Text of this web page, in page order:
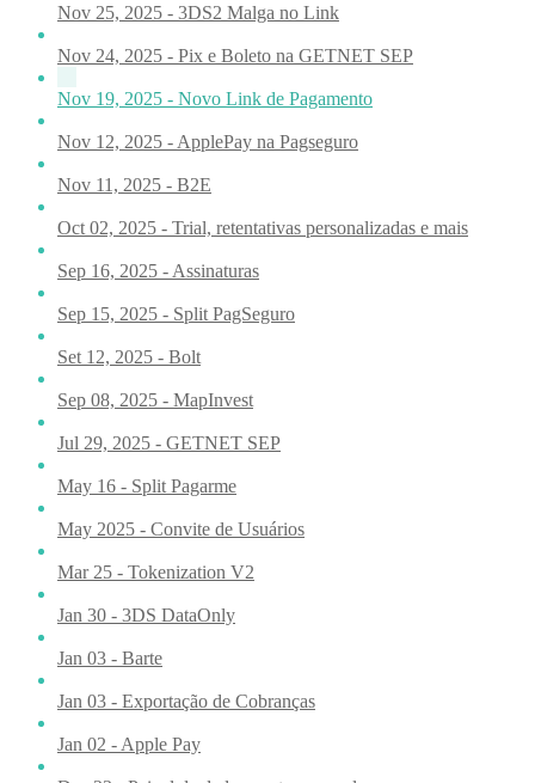
Nov 25, 2025 - 3DS2 Malga no Link
Nov 24, 2025 - Pix e Boleto na GETNET SEP
Nov 19, 2025 - Novo Link de Pagamento
Nov 12, 2025 - ApplePay na Pagseguro
Nov 11, 2025 - B2E
Oct 02, 2025 - Trial, retentativas personalizadas e mais
Sep 16, 2025 - Assinaturas
Sep 15, 2025 - Split PagSeguro
Set 12, 2025 - Bolt
Sep 08, 2025 - MapInvest
Jul 29, 2025 - GETNET SEP
May 16 - Split Pagarme
May 2025 - Convite de Usuários
Mar 25 - Tokenization V2
Jan 30 - 3DS DataOnly
Jan 03 - Barte
Jan 03 - Exportação de Cobranças
Jan 02 - Apple Pay